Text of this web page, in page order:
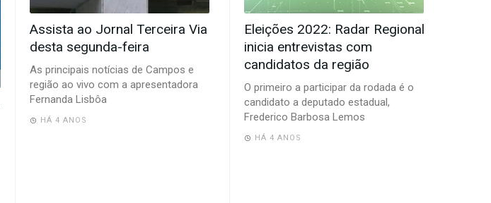
Assista ao Jornal Terceira Via
desta segunda-feira
As principais notícias de Campos e
região ao vivo com a apresentadora
Fernanda Lisbôa
HÁ 4 ANOS
Eleições 2022: Radar Regional
inicia entrevistas com
candidatos da região
O primeiro a participar da rodada é o
candidato a deputado estadual,
Frederico Barbosa Lemos
HÁ 4 ANOS